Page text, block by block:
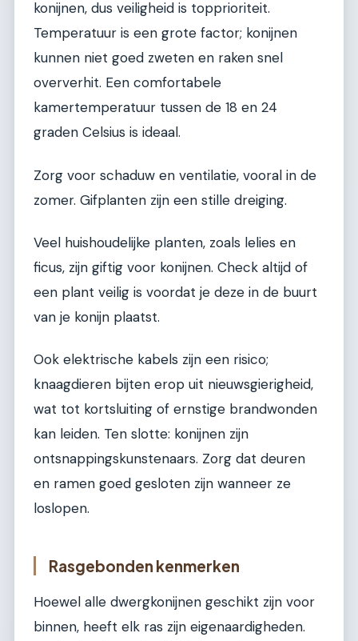
konijnen, dus veiligheid is topprioriteit.
Temperatuur is een grote factor; konijnen
kunnen niet goed zweten en raken snel
oververhit. Een comfortabele
kamertemperatuur tussen de 18 en 24
graden Celsius is ideaal.
Zorg voor schaduw en ventilatie, vooral in de
zomer. Gifplanten zijn een stille dreiging.
Veel huishoudelijke planten, zoals lelies en
ficus, zijn giftig voor konijnen. Check altijd of
een plant veilig is voordat je deze in de buurt
van je konijn plaatst.
Ook elektrische kabels zijn een risico;
knaagdieren bijten erop uit nieuwsgierigheid,
wat tot kortsluiting of ernstige brandwonden
kan leiden. Ten slotte: konijnen zijn
ontsnappingskunstenaars. Zorg dat deuren
en ramen goed gesloten zijn wanneer ze
loslopen.
Rasgebonden kenmerken
Hoewel alle dwergkonijnen geschikt zijn voor
binnen, heeft elk ras zijn eigenaardigheden.